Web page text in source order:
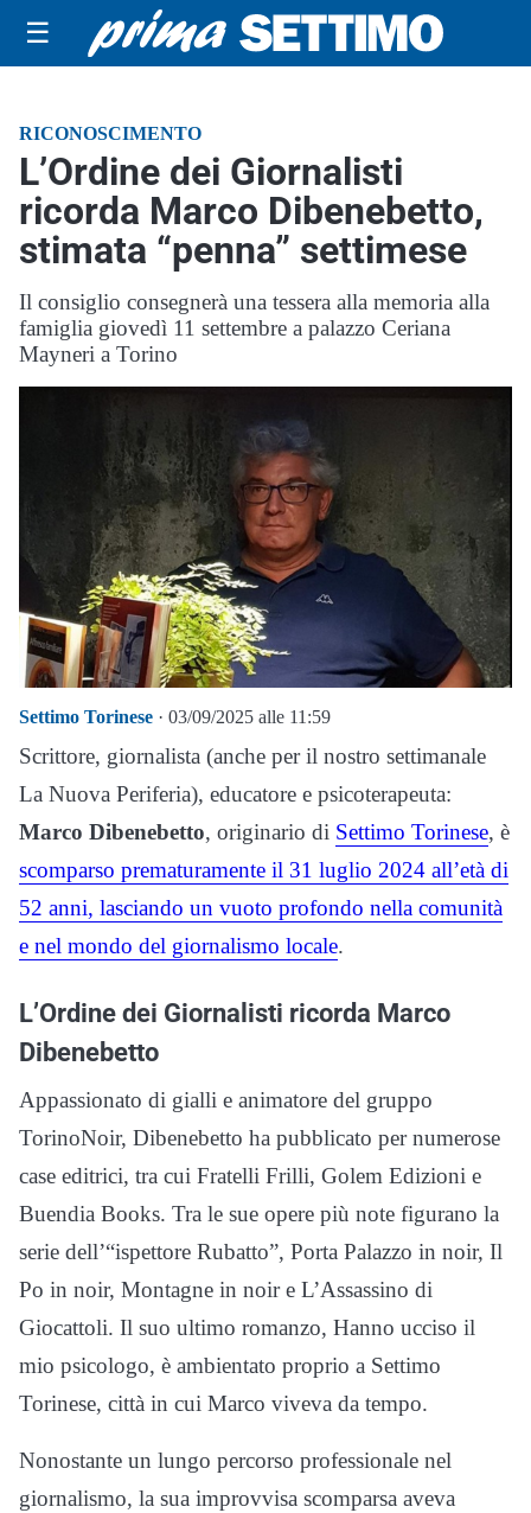
☰
RICONOSCIMENTO
L’Ordine dei Giornalisti
ricorda Marco Dibenebetto,
stimata “penna” settimese
Il consiglio consegnerà una tessera alla memoria alla
famiglia giovedì 11 settembre a palazzo Ceriana
Mayneri a Torino
Settimo Torinese · 03/09/2025 alle 11:59
Scrittore, giornalista (anche per il nostro settimanale
La Nuova Periferia), educatore e psicoterapeuta:
Marco Dibenebetto, originario di Settimo Torinese, è
scomparso prematuramente il 31 luglio 2024 all’età di
52 anni, lasciando un vuoto profondo nella comunità
e nel mondo del giornalismo locale.
L’Ordine dei Giornalisti ricorda Marco
Dibenebetto
Appassionato di gialli e animatore del gruppo
TorinoNoir, Dibenebetto ha pubblicato per numerose
case editrici, tra cui Fratelli Frilli, Golem Edizioni e
Buendia Books. Tra le sue opere più note figurano la
serie dell’“ispettore Rubatto”, Porta Palazzo in noir, Il
Po in noir, Montagne in noir e L’Assassino di
Giocattoli. Il suo ultimo romanzo, Hanno ucciso il
mio psicologo, è ambientato proprio a Settimo
Torinese, città in cui Marco viveva da tempo.
Nonostante un lungo percorso professionale nel
giornalismo, la sua improvvisa scomparsa aveva